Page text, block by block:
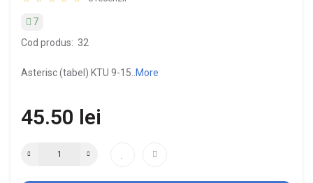
7
Cod produs: 32
Asterisc (tabel) KTU 9-15.. More
45.50 lei